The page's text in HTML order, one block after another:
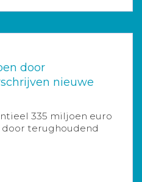
door
nieuwe
335 miljoen euro
terughoudend